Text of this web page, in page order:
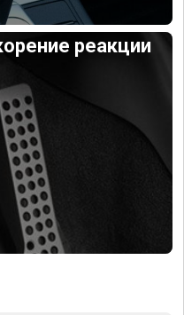
реакции